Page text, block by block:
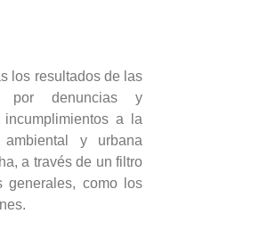
los resultados de las
por denuncias y
a la
y urbana
a través de un filtro
generales, como los